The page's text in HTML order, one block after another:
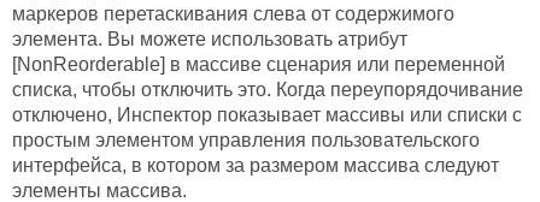
маркеров перетаскивания слева от содержимого
элемента. Вы можете использовать атрибут
[NonReorderable] в массиве сценария или переменной
списка, чтобы отключить это. Когда переупорядочивание
отключено, Инспектор показывает массивы или списки с
простым элементом управления пользовательского
интерфейса, в котором за размером массива следуют
элементы массива.